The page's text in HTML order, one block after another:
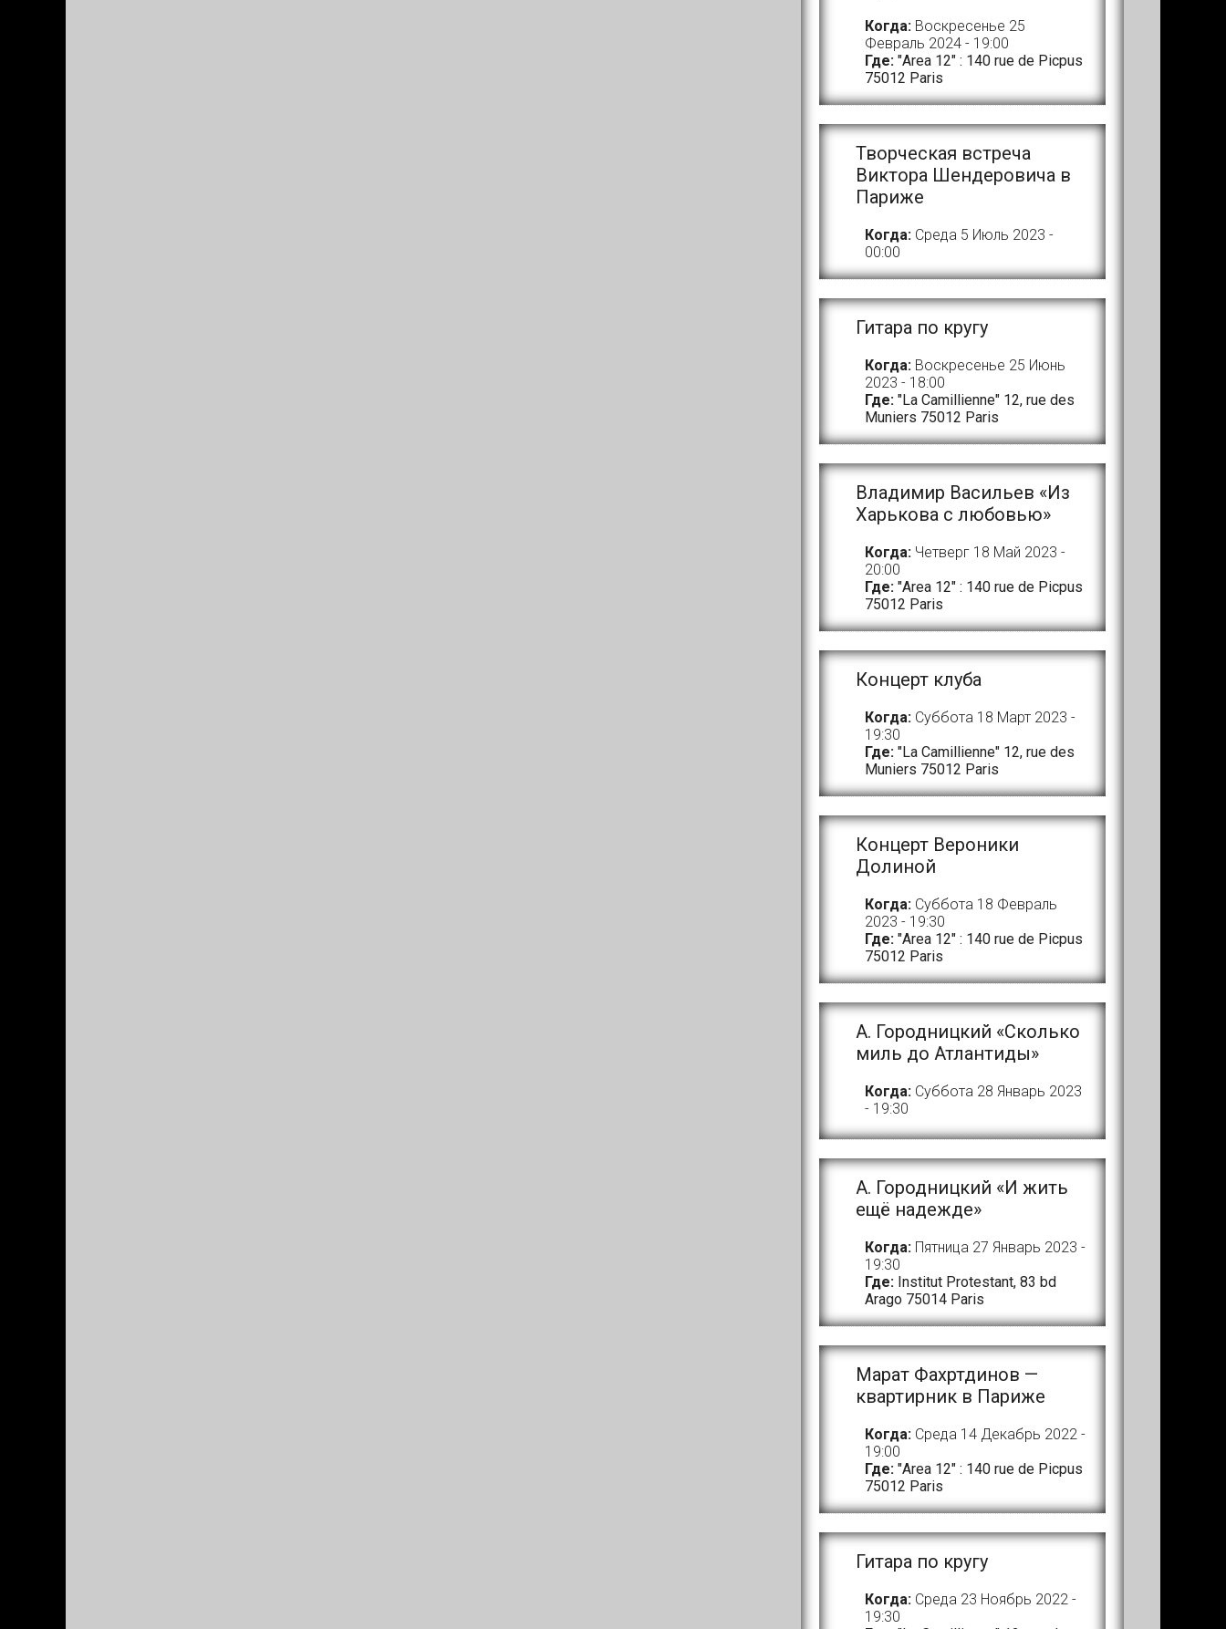
Когда:Воскресенье 25
Февраль 2024 - 19:00
Где: "Area 12" : 140 rue de Picpus
75012 Paris
Творческая встреча
Виктора Шендеровича в
Париже
Когда:Среда 5 Июль 2023 -
00:00
Гитара по кругу
Когда:Воскресенье 25 Июнь
2023 - 18:00
Где: "La Camillienne" 12, rue des
Muniers 75012 Paris
Владимир Васильев «Из
Харькова с любовью»
Когда:Четверг 18 Май 2023 -
20:00
Где: "Area 12" : 140 rue de Picpus
75012 Paris
Концерт клуба
Когда:Суббота 18 Март 2023 -
19:30
Где: "La Camillienne" 12, rue des
Muniers 75012 Paris
Концерт Вероники
Долиной
Когда:Суббота 18 Февраль
2023 - 19:30
Где: "Area 12" : 140 rue de Picpus
75012 Paris
А. Городницкий «Сколько
миль до Атлантиды»
Когда:Суббота 28 Январь 2023
- 19:30
A. Городницкий «И жить
ещё надежде»
Когда:Пятница 27 Январь 2023 -
19:30
Где: Institut Protestant, 83 bd
Arago 75014 Paris
Марат Фахртдинов —
квартирник в Париже
Когда:Среда 14 Декабрь 2022 -
19:00
Где: "Area 12" : 140 rue de Picpus
75012 Paris
Гитара по кругу
Когда:Среда 23 Ноябрь 2022 -
19:30